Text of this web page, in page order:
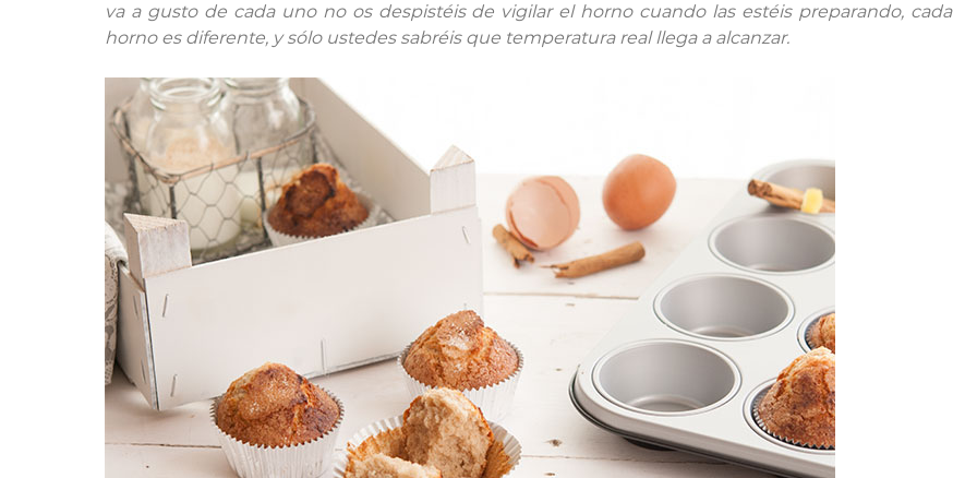
va a gusto de cada uno no os despistéis de vigilar el horno cuando las estéis preparando, cada
horno es diferente, y sólo ustedes sabréis que temperatura real llega a alcanzar.